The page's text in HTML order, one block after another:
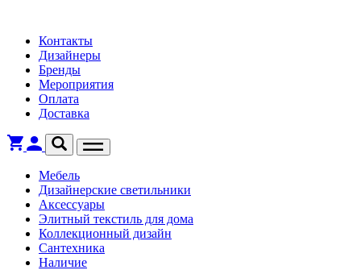
Контакты
Дизайнеры
Бренды
Мероприятия
Оплата
Доставка
Мебель
Дизайнерские светильники
Аксессуары
Элитный текстиль для дома
Коллекционный дизайн
Сантехника
Наличие